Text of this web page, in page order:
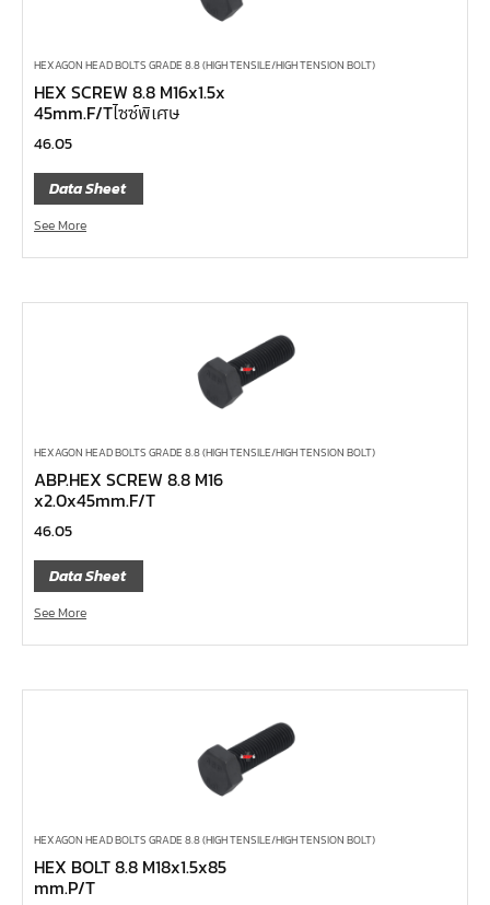
ลูกบ๊อกซ์ ถนอมมุมน๊อต
ลูกบ๊อกซ์ ขนาด 1"
ลูกบ๊อกซ์ ขนาด 3/4"
ลูกบ๊อกซ์ ขนาด 1/2"
ลูกบ๊อกซ์ ขนาด 3/8"
ลูกบ๊อกซ์ ขนาด 1/4"
คีม
เครื่องมือสำหรับงานประปา
เครื่องมือสำหรับจักรยานยนต์
เครื่องมือลม
เครื่องมือวัด
กรรไกรตัดเหล็กเส้น กรรไกรตัดเหล็กแผ่น
แหวนผ่า UNIOR
แหวนเดี่ยวต่อด้าม
ประแจ L
แหวนข้าง – ปากตายข้าง
ปากตาย Unior
HEXAGON HEAD BOLTS GRADE 8.8 (HIGH TENSILE/HIGH TENSION BOLT)
HEX SCREW 8.8 M16x1.5x
45mm.F/Tไซซ์พิเศษ
46.05
Data Sheet
See More
HEXAGON HEAD BOLTS GRADE 8.8 (HIGH TENSILE/HIGH TENSION BOLT)
ABP.HEX SCREW 8.8 M16
x2.0x45mm.F/T
46.05
Data Sheet
See More
HEXAGON HEAD BOLTS GRADE 8.8 (HIGH TENSILE/HIGH TENSION BOLT)
HEX BOLT 8.8 M18x1.5x85
mm.P/T